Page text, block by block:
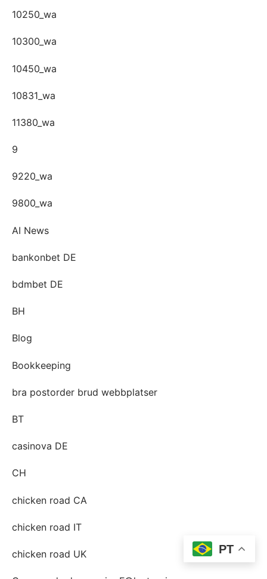
10250_wa
10300_wa
10450_wa
10831_wa
11380_wa
9
9220_wa
9800_wa
AI News
bankonbet DE
bdmbet DE
BH
Blog
Bookkeeping
bra postorder brud webbplatser
BT
casinova DE
CH
chicken road CA
chicken road IT
chicken road UK PT